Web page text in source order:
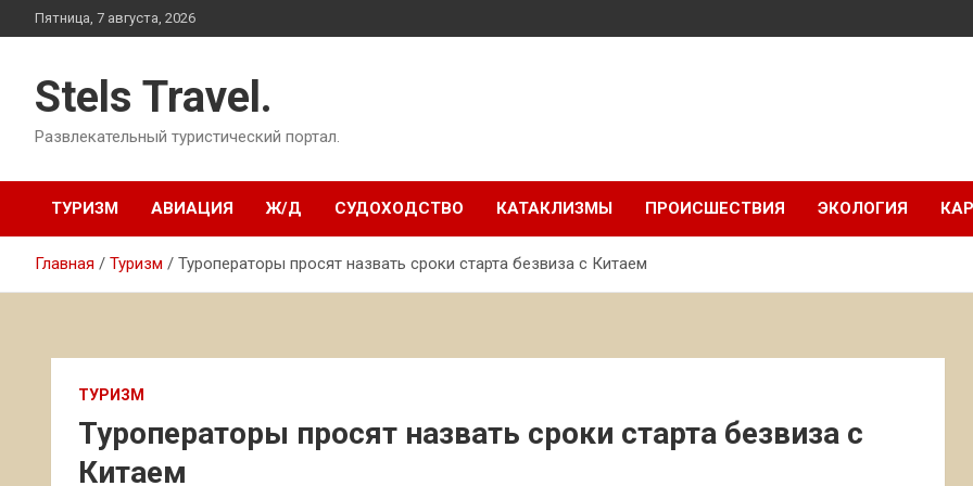
Перейти
к
Пятница, 7 августа, 2026
Stels Travel.
Развлекательный туристический портал.
ТУРИЗМ АВИАЦИЯ Ж/Д СУДОХОДСТВО КАТАКЛИЗМЫ ПРОИСШЕСТВИЯ ЭКОЛОГИЯ
Главная Туризм Туроператоры просят назвать сроки старта безвиза с Китаем
ТУРИЗМ
Туроператоры просят назвать сроки старта безвиза с
Китаем